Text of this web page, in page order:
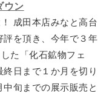
ウン
成田本店みなと高台
評を頂き、今年で３年
た「化石鉱物フェ
終日まで１か月を切り
中旬までの展示販売と